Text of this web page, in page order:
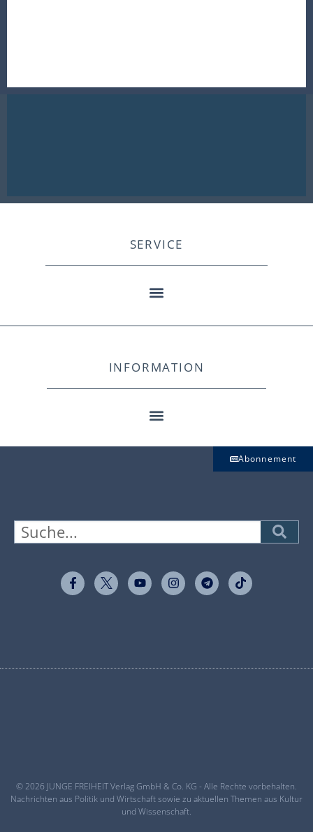
SERVICE
INFORMATION
Abonnement
© 2026 JUNGE FREIHEIT Verlag GmbH & Co. KG - Alle Rechte vorbehalten.
Nachrichten aus Politik und Wirtschaft sowie zu aktuellen Themen aus Kultur
und Wissenschaft.